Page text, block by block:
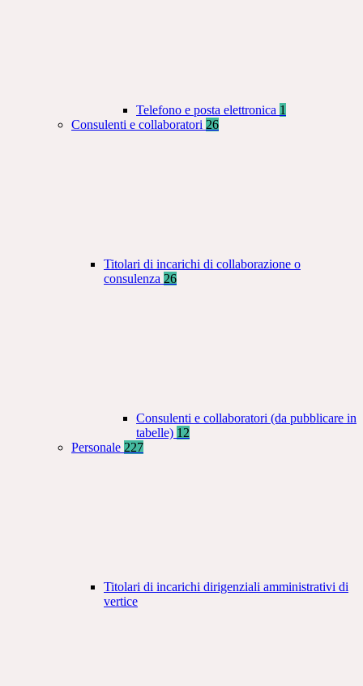
Telefono e posta elettronica 1
Consulenti e collaboratori 26
Titolari di incarichi di collaborazione o
consulenza 26
Consulenti e collaboratori (da pubblicare in
tabelle) 12
Personale 227
Titolari di incarichi dirigenziali amministrativi di
vertice